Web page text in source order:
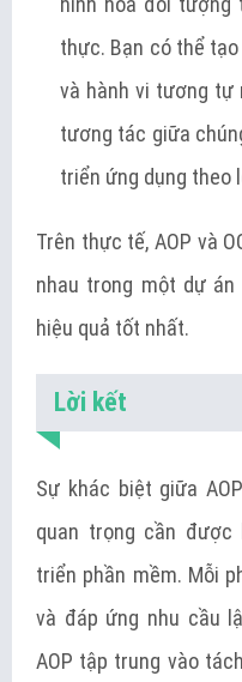
thực. Bạn có thể
và hành vi tương
tương tác giữa
triển ứng dụng theo
Trên thực tế, AOP và
nhau trong một dự
hiệu quả tốt nhất.
Lời kết
Sự khác biệt giữa
quan trọng cần
triển phần mềm. Mỗi
và đáp ứng nhu cầu
AOP tập trung vào